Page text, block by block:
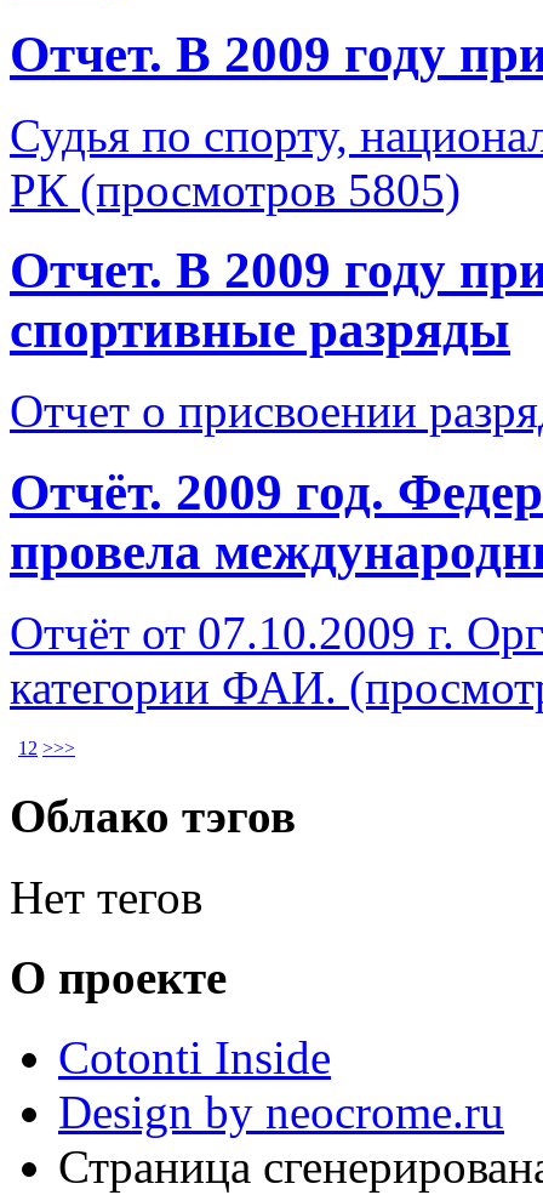
Отчет. В 2009 году
Судья по спорту,
РК (просмотров 5805)
Отчет. В 2009 году
спортивные разряды
Отчет о присвоении
Отчёт. 2009 год.
провела
Отчёт от 07.10.2009 г.
категории ФАИ.
1 2 >>>
Облако тэгов
Нет тегов
О проекте
Cotonti Inside
Design by neocrome.ru
Страница